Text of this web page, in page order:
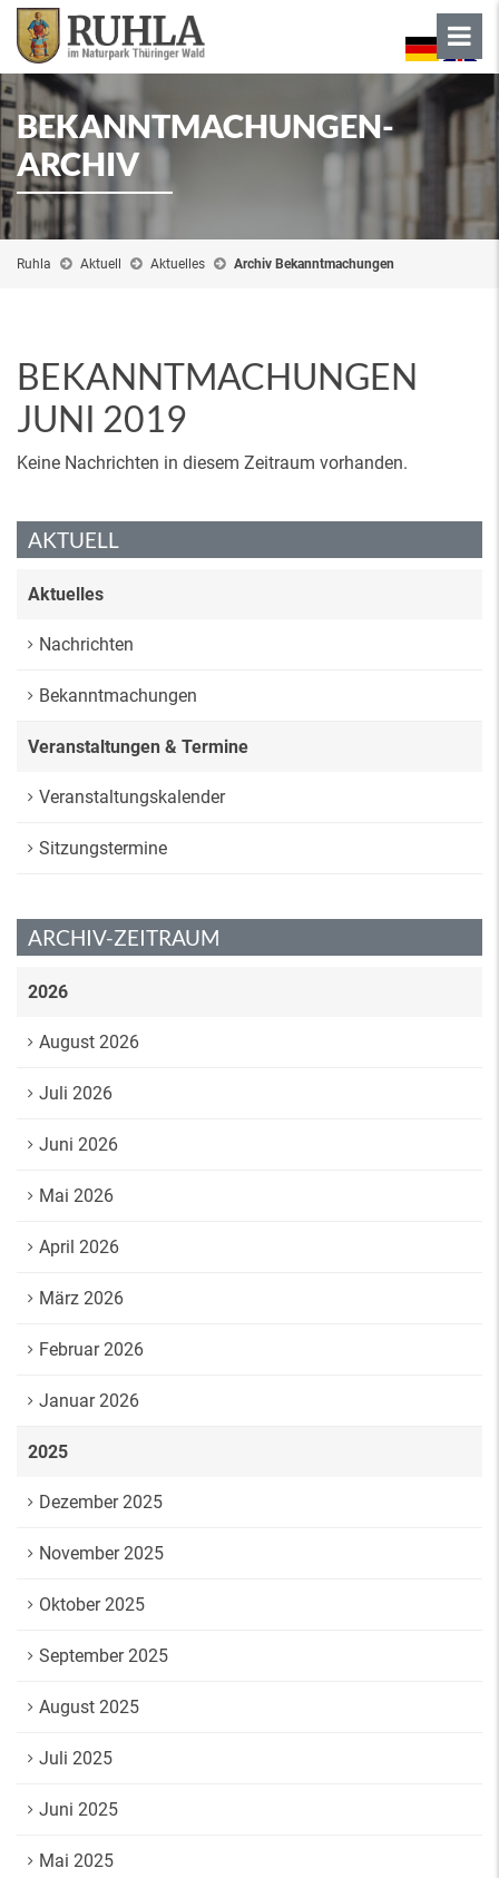
BEKANNTMACHUNGEN-
ARCHIV
Ruhla Aktuell Aktuelles Archiv Bekanntmachungen
BEKANNTMACHUNGEN
JUNI 2019
Keine Nachrichten in diesem Zeitraum vorhanden.
AKTUELL
Aktuelles
Nachrichten
Bekanntmachungen
Veranstaltungen & Termine
Veranstaltungskalender
Sitzungstermine
ARCHIV-ZEITRAUM
2026
August 2026
Juli 2026
Juni 2026
Mai 2026
April 2026
März 2026
Februar 2026
Januar 2026
2025
Dezember 2025
November 2025
Oktober 2025
September 2025
August 2025
Juli 2025
Juni 2025
Mai 2025